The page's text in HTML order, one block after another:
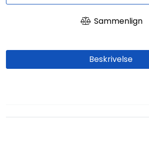
Sammenlign
Beskrivelse
Skjermer
Ansatte